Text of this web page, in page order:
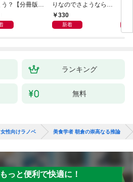
う？【分冊版】
りなのでさようなら
【分冊版】1
330
新着
ランキング
無料
女性向けラノベ 美食学者 朝倉の崇高なる推論
っと便利で快適に！